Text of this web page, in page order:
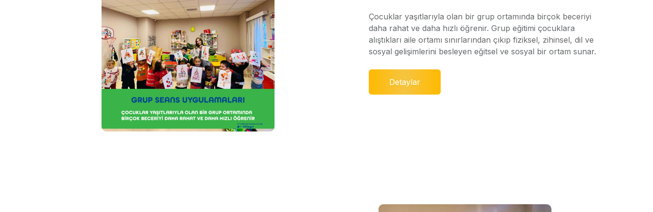
Çocuklar yaşıtlarıyla olan bir grup ortamında birçok beceriyi
daha rahat ve daha hızlı öğrenir. Grup eğitimi çocuklara
alıştıkları aile ortamı sınırlarından çıkıp fiziksel, zihinsel, dil ve
sosyal gelişimlerini besleyen eğitsel ve sosyal bir ortam sunar.
Detaylar